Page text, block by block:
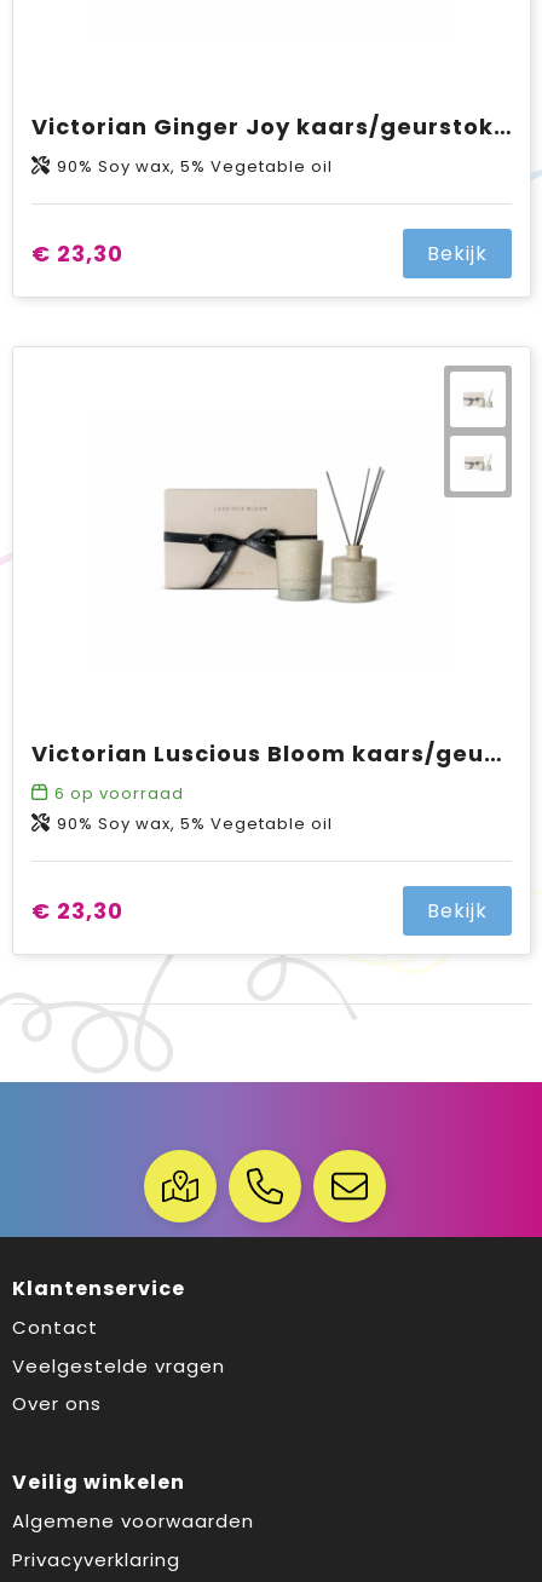
Victorian Ginger Joy kaars/geurstokjes
90% Soy wax, 5% Vegetable oil
€ 23,30 Bekijk
Victorian Luscious Bloom kaars/geurstokjes
6 op voorraad
90% Soy wax, 5% Vegetable oil
€ 23,30 Bekijk
Klantenservice
Contact
Veelgestelde vragen
Over ons
Veilig winkelen
Algemene voorwaarden
Privacyverklaring